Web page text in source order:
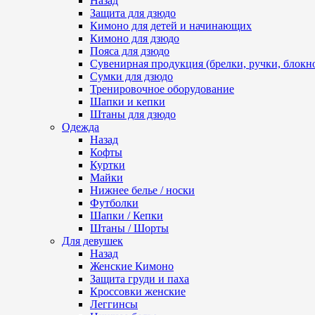
Защита для дзюдо
Кимоно для детей и начинающих
Кимоно для дзюдо
Пояса для дзюдо
Сувенирная продукция (брелки, ручки,
Сумки для дзюдо
Тренировочное оборудование
Шапки и кепки
Штаны для дзюдо
Одежда
Назад
Кофты
Куртки
Майки
Нижнее белье / носки
Футболки
Шапки / Кепки
Штаны / Шорты
Для девушек
Назад
Женские Кимоно
Защита груди и паха
Кроссовки женские
Леггинсы